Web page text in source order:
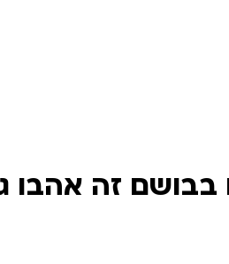
בבושם זה אהבו